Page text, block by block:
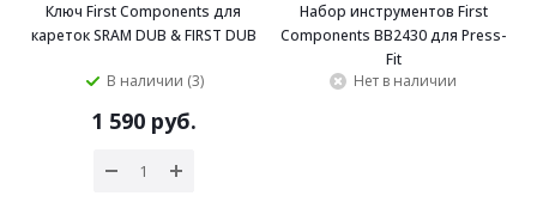
Ключ First Components для
кареток SRAM DUB & FIRST DUB
В наличии (3)
1 590 руб.
Набор инструментов First
Components BB2430 для Press-
Fit
Нет в наличии